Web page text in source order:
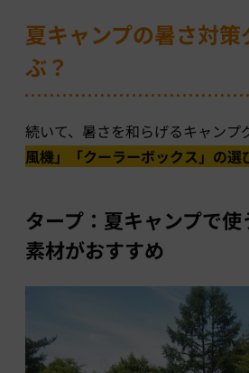
夏キャンプの暑さ対
ぶ？
続いて、暑さを和らげるキャンプ
風機」「クーラーボックス」の選
タープ：夏キャンプで
素材がおすすめ